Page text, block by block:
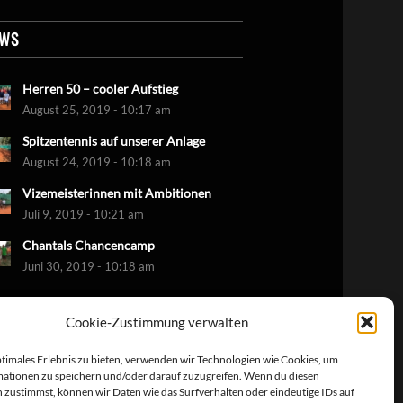
Cookie-Zustimmung verwalten
Erlebnis zu bieten, verwenden wir Technologien wie Cookies, um
zu speichern und/oder darauf zuzugreifen. Wenn du diesen
zustimmst, können wir Daten wie das Surfverhalten oder eindeutige IDs auf
Herren 50 – cooler Aufstieg
August 25, 2019 - 10:17 am
Spitzentennis auf unserer Anlage
August 24, 2019 - 10:18 am
Vizemeisterinnen mit Ambitionen
Juli 9, 2019 - 10:21 am
Chantals Chancencamp
Juni 30, 2019 - 10:18 am